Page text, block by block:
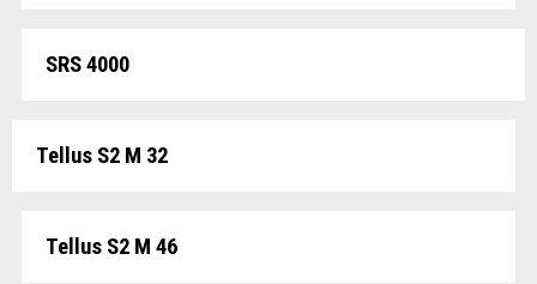
SRS 4000
Tellus S2 M 32
Tellus S2 M 46